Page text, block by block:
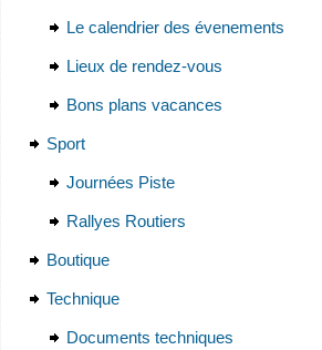
Le calendrier des évenements
Lieux de rendez-vous
Bons plans vacances
Sport
Journées Piste
Rallyes Routiers
Boutique
Technique
Documents techniques